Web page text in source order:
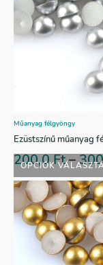
OPCIÓK
Műanyag félgyöngy
Ezüstszínű műanyag
200,0Ft–